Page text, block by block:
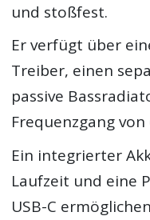
und stoßfest.
Er verfügt über
Treiber, einen
passive
Frequenzgang von
Ein integrierter
Laufzeit und eine
USB-C